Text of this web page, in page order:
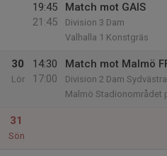
19:45
21:45
Match mot GAIS
Division 3 Dam
Valhalla 1 Konstgräs
30
Lör
14:30
17:00
Match mot Malmö
Division 2 Dam
Malmö Stadionområdet
31
Sön